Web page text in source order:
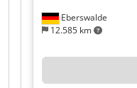
Eberswalde
12.585 km